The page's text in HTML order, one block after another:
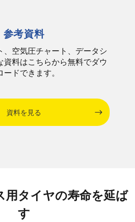
参考資料
、空気圧チャート、データシ
資料はこちらから無料でダウ
ードできます。
資料を見る
用タイヤの寿命を延ば
す